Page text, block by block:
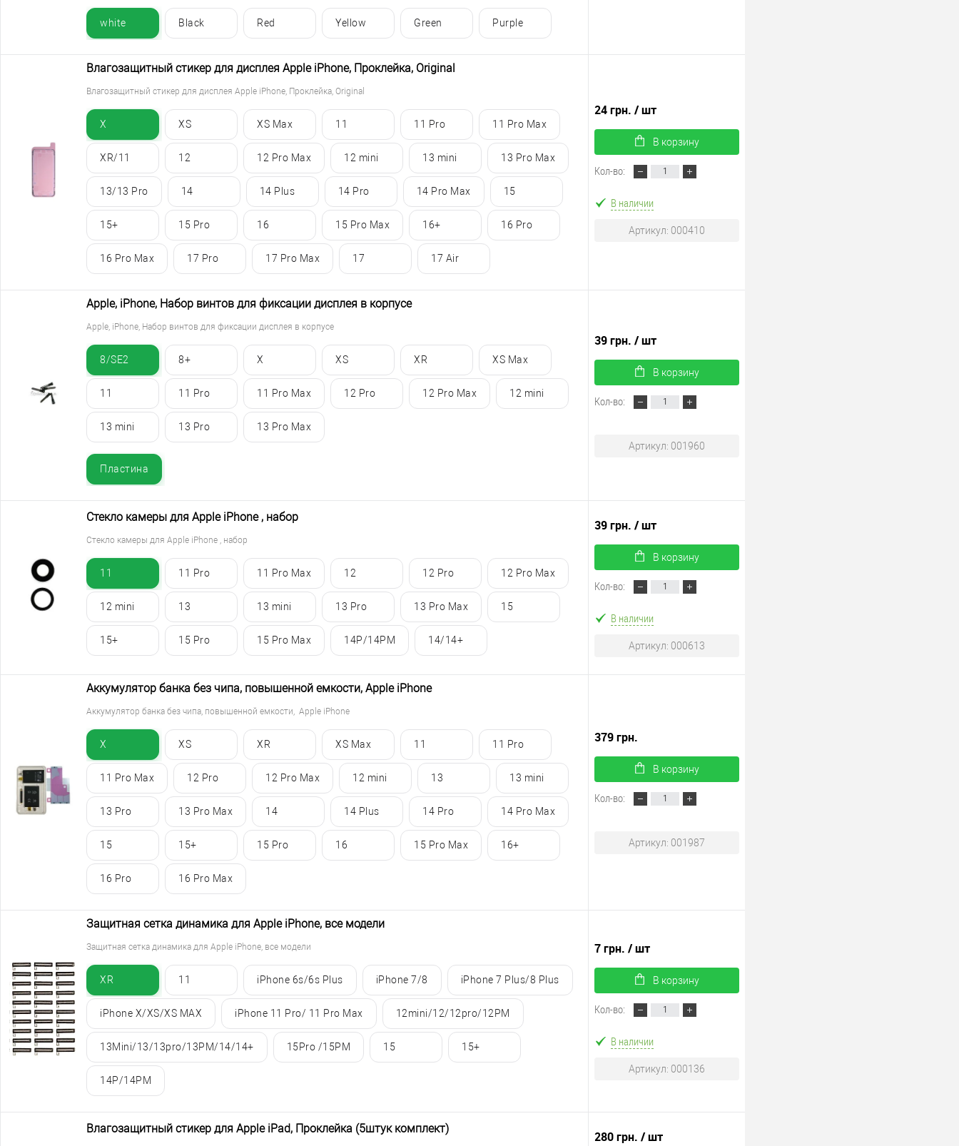
white Black Red Yellow Green Purple
Влагозащитный стикер для дисплея Apple iPhone, Проклейка, Original
Влагозащитный стикер для дисплея Apple iPhone, Проклейка, Original
X XS XS Max 11 11 Pro 11 Pro Max
XR/11 12 12 Pro Max 12 mini 13 mini 13 Pro Max
13/13 Pro 14 14 Plus 14 Pro 14 Pro Max 15
15+ 15 Pro 16 15 Pro Max 16+ 16 Pro
16 Pro Max 17 Pro 17 Pro Max 17 17 Air
24 грн. / шт
В корзину
Кол-во:
В наличии
Артикул: 000410
Apple, iPhone, Набор винтов для фиксации дисплея в корпусе
Apple, iPhone, Набор винтов для фиксации дисплея в корпусе
8/SE2 8+ X XS XR XS Max
11 11 Pro 11 Pro Max 12 Pro 12 Pro Max 12 mini
13 mini 13 Pro 13 Pro Max
Пластина
39 грн. / шт
В корзину
Кол-во:
Артикул: 001960
Стекло камеры для Apple iPhone , набор
Стекло камеры для Apple iPhone , набор
11 11 Pro 11 Pro Max 12 12 Pro 12 Pro Max
12 mini 13 13 mini 13 Pro 13 Pro Max 15
15+ 15 Pro 15 Pro Max 14P/14PM 14/14+
39 грн. / шт
В корзину
Кол-во:
В наличии
Артикул: 000613
Аккумулятор банка без чипа, повышенной емкости, Apple iPhone
Аккумулятор банка без чипа, повышенной емкости, Apple iPhone
X XS XR XS Max 11 11 Pro
11 Pro Max 12 Pro 12 Pro Max 12 mini 13 13 mini
13 Pro 13 Pro Max 14 14 Plus 14 Pro 14 Pro Max
15 15+ 15 Pro 16 15 Pro Max 16+
16 Pro 16 Pro Max
379 грн.
В корзину
Кол-во:
Артикул: 001987
Защитная сетка динамика для Apple iPhone, все модели
Защитная сетка динамика для Apple iPhone, все модели
XR 11 iPhone 6s/6s Plus iPhone 7/8 iPhone 7 Plus/8 Plus
iPhone X/XS/XS MAX iPhone 11 Pro/ 11 Pro Max 12mini/12/12pro/12PM
13Mini/13/13pro/13PM/14/14+ 15Pro /15PM 15 15+
14P/14PM
7 грн. / шт
В корзину
Кол-во:
В наличии
Артикул: 000136
Влагозащитный стикер для Apple iPad, Проклейка (5штук комплект)
280 грн. / шт